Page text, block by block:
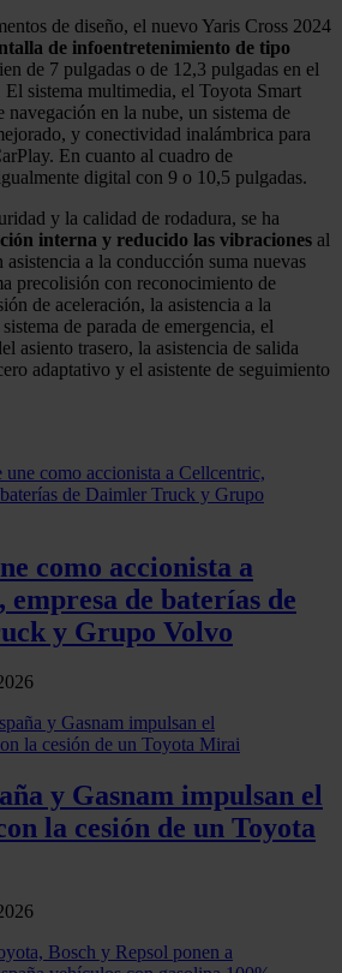
de diseño, el nuevo Yaris Cross 2024
de infoentretenimiento de tipo
de 7 pulgadas o de 12,3 pulgadas en el
El sistema multimedia, el Toyota Smart
navegación en la nube, un sistema de
y conectividad inalámbrica para
En cuanto al cuadro de
digital con 9 o 10,5 pulgadas.
y la calidad de rodadura, se ha
interna y reducido las vibraciones al
a la conducción suma nuevas
precolisión con reconocimiento de
de aceleración, la asistencia a la
de parada de emergencia, el
asiento trasero, la asistencia de salida
adaptativo y el asistente de seguimiento
como accionista a
de baterías de
y Grupo Volvo
y Gasnam impulsan el
la cesión de un Toyota